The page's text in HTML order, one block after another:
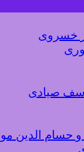
خسروی
صیادی
و حسام الدین